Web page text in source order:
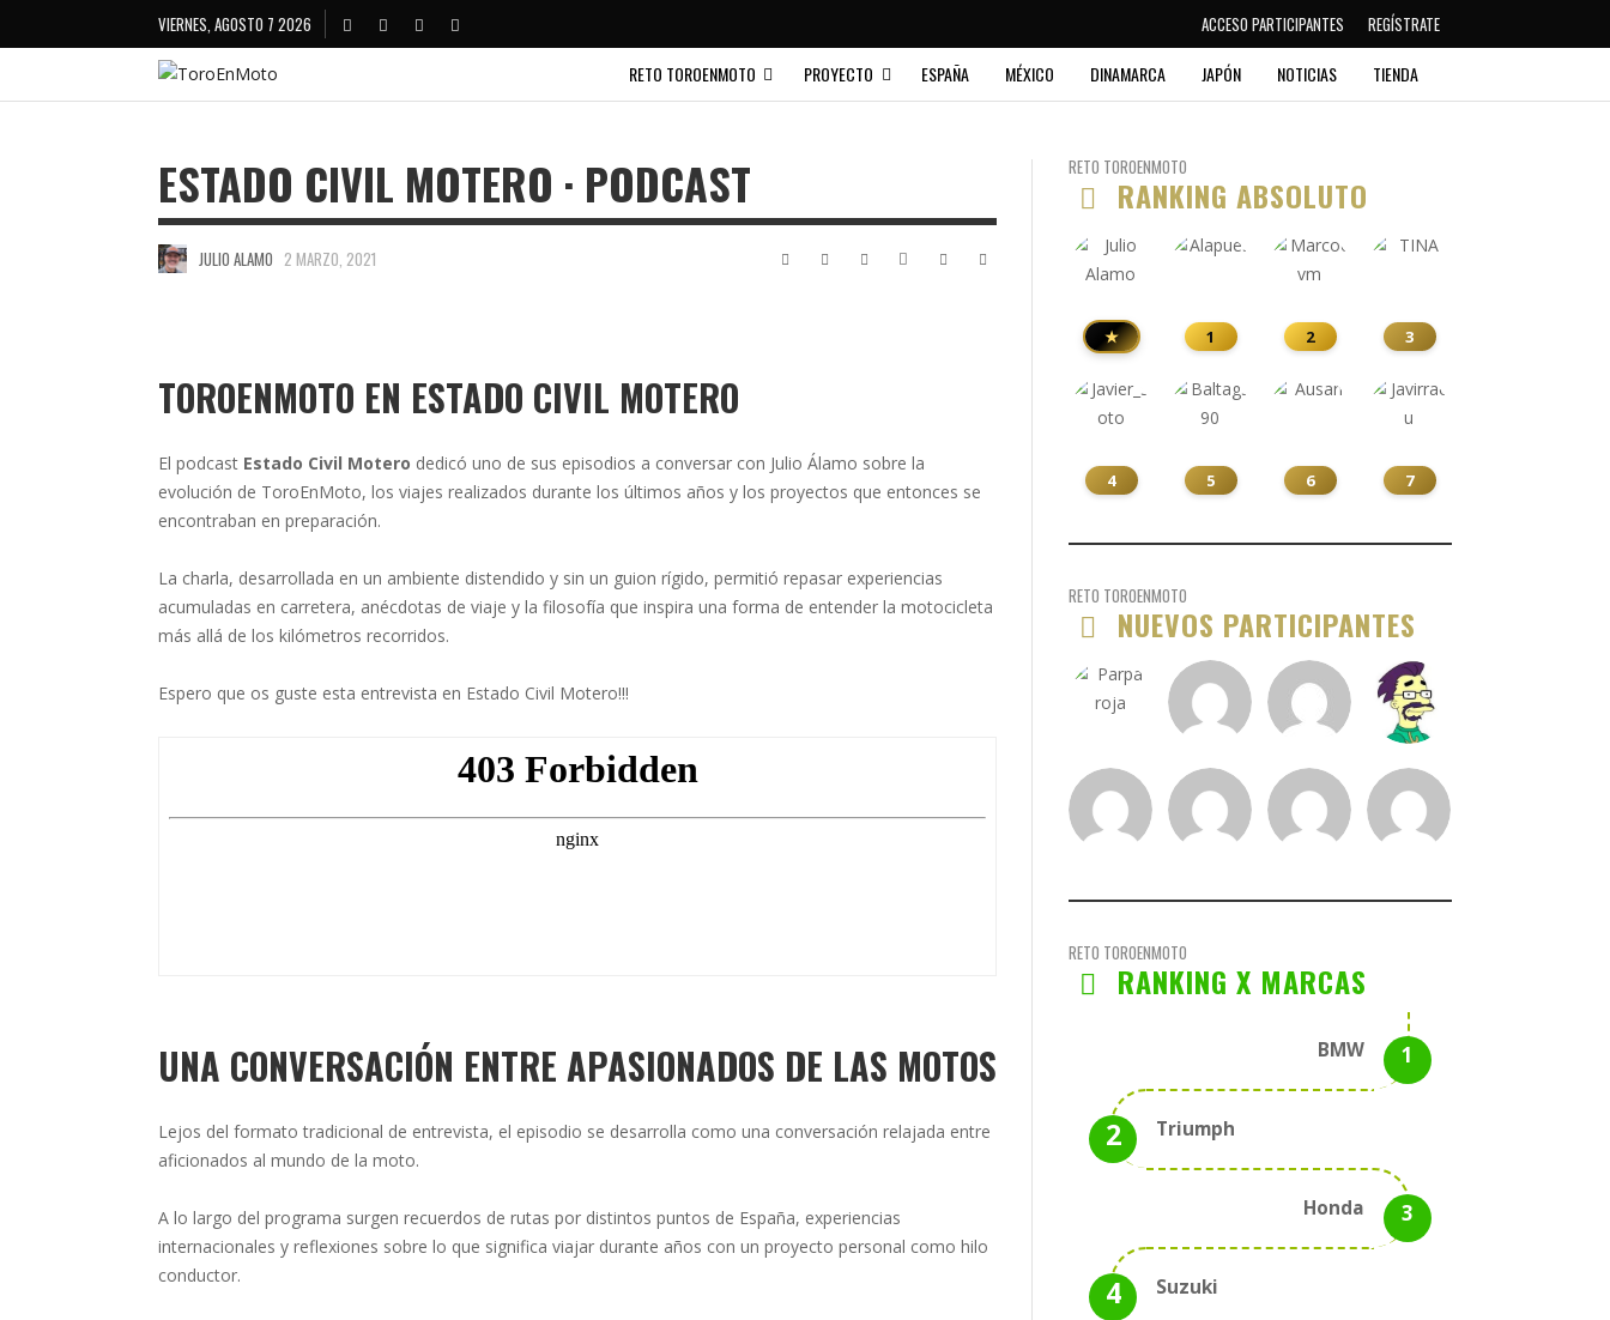
VIERNES, AGOSTO 7 2026 ACCESO PARTICIPANTES REGÍSTRATE
RETO TOROENMOTO PROYECTO ESPAÑA MÉXICO DINAMARCA JAPÓN NOTICIAS TIENDA
ESTADO CIVIL MOTERO · PODCAST
JULIO ALAMO 2 MARZO, 2021
TOROENMOTO EN ESTADO CIVIL MOTERO
El podcast Estado Civil Motero dedicó uno de sus episodios a conversar con Julio Álamo sobre la
evolución de ToroEnMoto, los viajes realizados durante los últimos años y los proyectos que entonces se
encontraban en preparación.
La charla, desarrollada en un ambiente distendido y sin un guion rígido, permitió repasar experiencias
acumuladas en carretera, anécdotas de viaje y la filosofía que inspira una forma de entender la motocicleta
más allá de los kilómetros recorridos.
Espero que os guste esta entrevista en Estado Civil Motero!!!
UNA CONVERSACIÓN ENTRE APASIONADOS DE LAS MOTOS
Lejos del formato tradicional de entrevista, el episodio se desarrolla como una conversación relajada entre
aficionados al mundo de la moto.
A lo largo del programa surgen recuerdos de rutas por distintos puntos de España, experiencias
internacionales y reflexiones sobre lo que significa viajar durante años con un proyecto personal como hilo
conductor.
RETO TOROENMOTO
RANKING ABSOLUTO
★ 1 2 3
4 5 6 7
RETO TOROENMOTO
NUEVOS PARTICIPANTES
RETO TOROENMOTO
RANKING X MARCAS
BMW
Triumph
Honda
Suzuki